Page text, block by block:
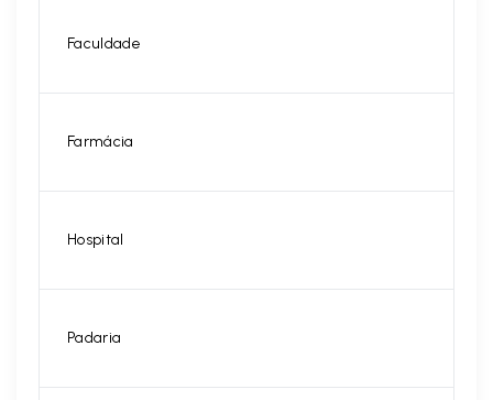
Faculdade
Farmácia
Hospital
Padaria